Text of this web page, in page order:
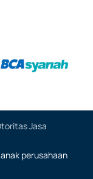
Jasa
perusahaan